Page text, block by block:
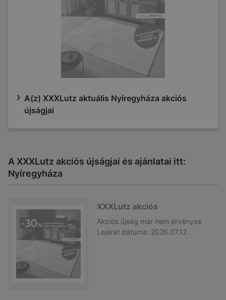
A(z) XXXLutz aktuális Nyíregyháza akciós
újságjai
A XXXLutz akciós újságjai és ajánlatai itt:
Nyíregyháza
XXXLutz akciós
Akciós újság már nem érvényes
Lejárat dátuma: 2026.07.12